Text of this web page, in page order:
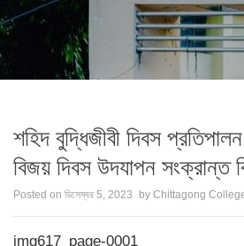
শহিদ বুদ্ধিজীবী দিবস
বিজয় দিবস উদযাপন সংক্রান্ত
Posted on ডিসেম্বর 5, 2023 by Chittagong
img617_page-0001